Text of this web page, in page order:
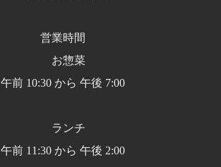
営業時間
お惣菜
午前 10:30 から 午後 7:00
ランチ
午前 11:30 から 午後 2:00